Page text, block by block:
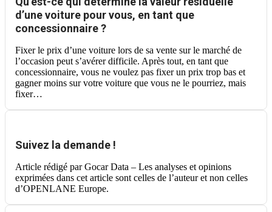
d’une voiture pour vous, en tant que
concessionnaire ?
Fixer le prix d’une voiture lors de sa vente sur le marché de
l’occasion peut s’avérer difficile. Après tout, en tant que
concessionnaire, vous ne voulez pas fixer un prix trop bas et
gagner moins sur votre voiture que vous ne le pourriez, mais
fixer…
Suivez la demande !
Article rédigé par Gocar Data – Les analyses et opinions
exprimées dans cet article sont celles de l’auteur et non celles
d’OPENLANE Europe.